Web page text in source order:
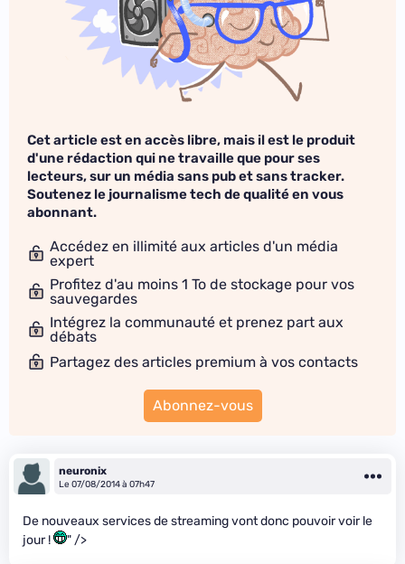
Cet article est en accès libre, mais il est le produit
d'une rédaction qui ne travaille que pour ses
lecteurs, sur un média sans pub et sans tracker.
Soutenez le journalisme tech de qualité en vous
abonnant.
Accédez en illimité aux articles d'un média
expert
Profitez d'au moins 1 To de stockage pour vos
sauvegardes
Intégrez la communauté et prenez part aux
débats
Partagez des articles premium à vos contacts
Abonnez-vous
neuronix
Le 07/08/2014 à 07h47
De nouveaux services de streaming vont donc pouvoir voir le
jour !
" />